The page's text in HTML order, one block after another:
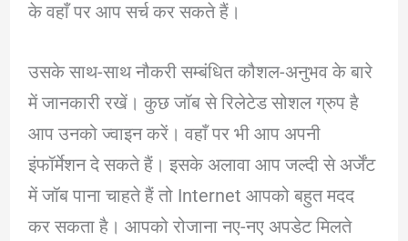
के वहाँ पर आप सर्च कर सकते हैं।
उसके साथ-साथ नौकरी सम्बंधित कौशल-अनुभव के बारे
में जानकारी रखें। कुछ जॉब से रिलेटेड सोशल ग्रुप है
आप उनको ज्वाइन करें। वहाँ पर भी आप अपनी
इंफॉर्मेशन दे सकते हैं। इसके अलावा आप जल्दी से अर्जेंट
में जॉब पाना चाहते हैं तो Internet आपको बहुत मदद
कर सकता है। आपको रोजाना नए-नए अपडेट मिलते